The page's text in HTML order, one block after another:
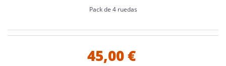
Pack de 4 ruedas
45,00 €